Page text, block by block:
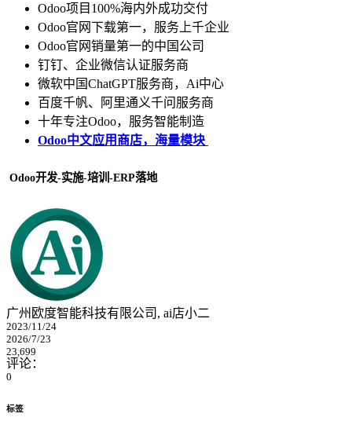
Odoo项目100%海内外成功交付
Odoo官网下载第一，服务上千企业
Odoo官网销量第一的中国公司
钉钉、企业微信认证服务商
微软中国ChatGPT服务商，Ai中心
百度千帆、阿里通义千问服务商
十年专注Odoo，服务智能制造
Odoo中文应用商店，海量模块
Odoo开发-实施-培训-ERP落地
广州欧度智能科技有限公司, ai店小二
2023/11/24
2026/7/23
23,699
评论：
0
标签